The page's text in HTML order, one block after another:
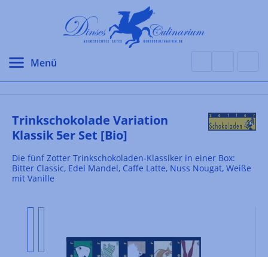
Trinkschokolade Variation
Klassik 5er Set [Bio]
Die fünf Zotter Trinkschokoladen-Klassiker in einer Box:
Bitter Classic, Edel Mandel, Caffe Latte, Nuss Nougat, Weiße
mit Vanille